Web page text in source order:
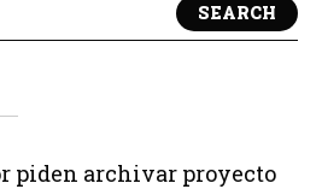
SEARCH
piden archivar proyecto